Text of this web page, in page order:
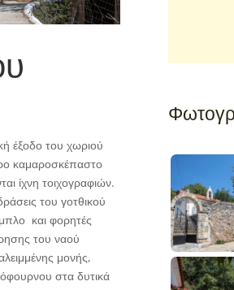
έξοδο του χωριού
καμαροσκέπαστο
ίχνη τοιχογραφιών.
του γοτθικού
και φορητές
του ναού
μονής,
στα δυτικά